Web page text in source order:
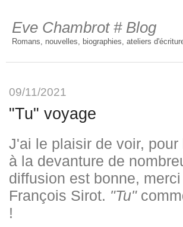
Eve Chambrot # Blog
Romans, nouvelles, biographies, ateliers
09/11/2021
"Tu" voyage
J'ai le plaisir de voir,
à la devanture de
diffusion est bonne,
François Sirot. "Tu"
!